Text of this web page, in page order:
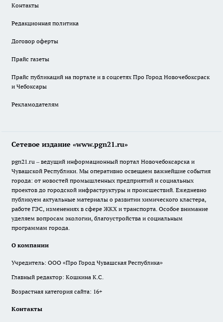
Контакты
Редакционная политика
Договор оферты
Прайс газеты
Прайс публикаций на портале и в соцсетях Про Город Новочебоксраск
и Чебоксары
Рекламодателям
Сетевое издание «www.pgn21.ru»
pgn21.ru – ведущий информационный портал Новочебоксарска и
Чувашской Республики. Мы оперативно освещаем важнейшие события
города: от новостей промышленных предприятий и социальных
проектов до городской инфраструктуры и происшествий. Ежедневно
публикуем актуальные материалы о развитии химического кластера,
работе ГЭС, изменениях в сфере ЖКХ и транспорта. Особое внимание
уделяем вопросам экологии, благоустройства и социальным
программам города.
О компании
Учредитель: ООО «Про Город Чувашская Республика»
Главный редактор: Кошкина К.С.
Возрастная категория сайта: 16+
Контакты